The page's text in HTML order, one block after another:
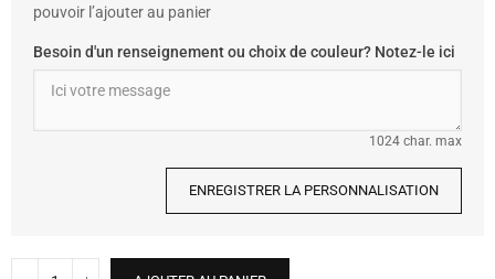
pouvoir l’ajouter au panier
Besoin d'un renseignement ou choix de couleur? Notez-le ici
1024 char. max
ENREGISTRER LA PERSONNALISATION